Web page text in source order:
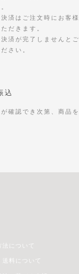
決済はご注文時にお客
だきます。
済が完了しませんと
さい。
込
が確認でき次第、商品
法について
送料について